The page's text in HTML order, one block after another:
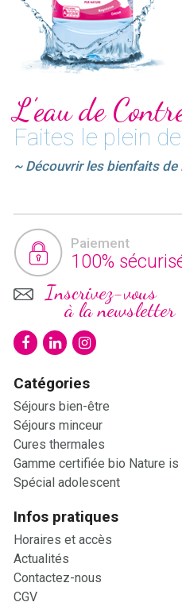
L’eau de
Faites le plein
~ Découvrir les bienfaits de
Paiement
100%
Inscrivez-vous
à la newsletter
Catégories
Séjours bien-être
Séjours minceur
Cures thermales
Gamme certifiée bio Nature is
Spécial adolescent
Infos pratiques
Horaires et accès
Actualités
Contactez-nous
CGV